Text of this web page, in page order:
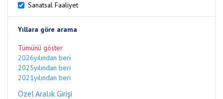
Sanatsal Faaliyet
Yıllara göre arama
Tümünü göster
2026yılından beri
2025yılından beri
2021yılından beri
Özel Aralık Girişi